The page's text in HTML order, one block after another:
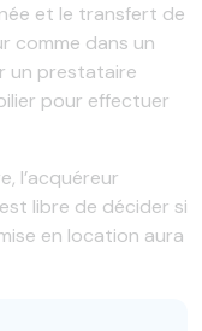
et le transfert de
comme dans un
un prestataire
pour effectuer
l’acquéreur
libre de décider si
en location aura